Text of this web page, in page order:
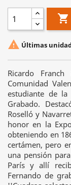

 Últimas
Ricardo
Comunidad
estudiante de la
Grabado.
Roselló y
honor en la
obteniendo en
certámen, pero
una pensión
París y allí
Fernando de